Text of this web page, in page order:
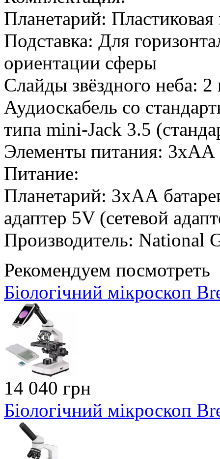
Планетарий:
Подставка: Для
ориентации сферы
Слайды звёздного неба:
Аудиоскабель со
типа mini-Jack 3.5
Элементы питания: 3xAА
Питание:
Планетарий: 3xAА
адаптер 5V (сетевой
Производитель: National
Рекомендуем посмотреть
Біологічний мікроскоп
14 040 грн
Біологічний мікроскоп